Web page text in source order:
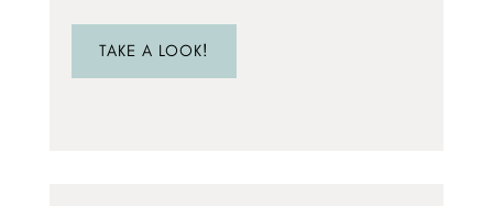
TAKE A LOOK!